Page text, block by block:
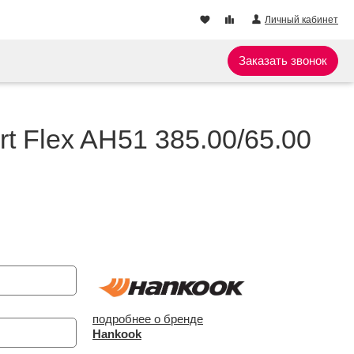
Личный кабинет
Заказать звонок
Flex AH51 385.00/65.00
подробнее о бренде
Hankook